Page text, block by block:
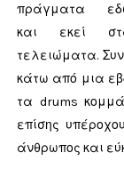
πράγματα
και εκεί
τελειώματα.
κάτω από μια
τα drums
επίσης
άνθρωπος και